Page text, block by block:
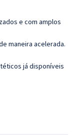
e com amplos
maneira acelerada.
já disponíveis